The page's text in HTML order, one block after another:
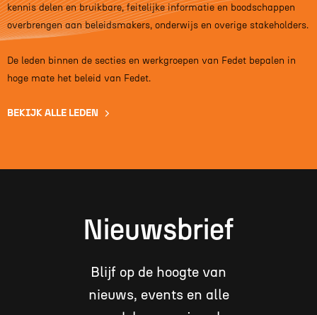
kennis delen en bruikbare, feitelijke informatie en boodschappen
overbrengen aan beleidsmakers, onderwijs en overige stakeholders.
De leden binnen de secties en werkgroepen van Fedet bepalen in
hoge mate het beleid van Fedet.
BEKIJK ALLE LEDEN
Nieuwsbrief
Blijf op de hoogte van
nieuws, events en alle